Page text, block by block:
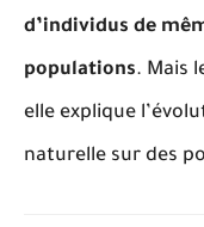
d’individus de
populations. Mais
elle explique
naturelle sur des